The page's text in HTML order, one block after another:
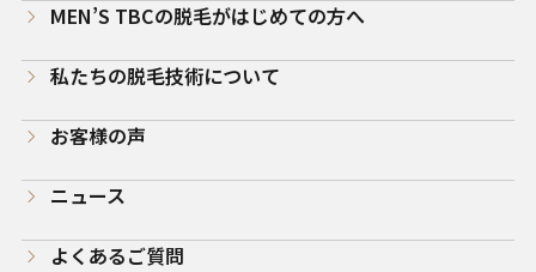
MEN’S TBCの脱毛がはじめての方へ
私たちの脱毛技術について
お客様の声
ニュース
よくあるご質問